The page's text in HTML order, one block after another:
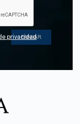
privacidad